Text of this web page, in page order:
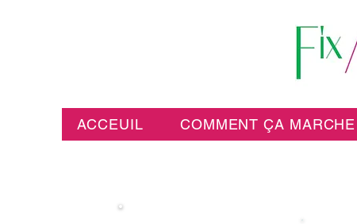
ACCEUIL COMMENT ÇA MARCHE